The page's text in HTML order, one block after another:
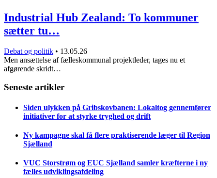
Industrial Hub Zealand: To kommuner
sætter tu…
Debat og politik • 13.05.26
Men ansættelse af fælleskommunal projektleder, tages nu et
afgørende skridt…
Seneste artikler
Siden ulykken på Gribskovbanen: Lokaltog gennemfører
initiativer for at styrke tryghed og drift
Ny kampagne skal få flere praktiserende læger til Region
Sjælland
VUC Storstrøm og EUC Sjælland samler kræfterne i ny
fælles udviklingsafdeling